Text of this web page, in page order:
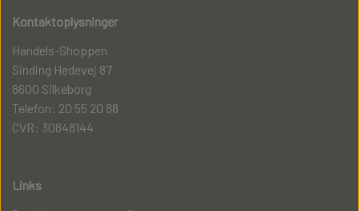
Kontaktoplysninger
Handels-Shoppen
Sinding Hedevej 87
8600 Silkeborg
Telefon: 20 55 20 88
CVR: 30848144
Links